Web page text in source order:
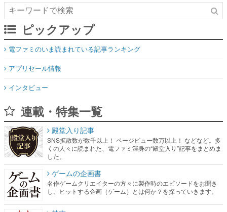
ピックアップ
電ファミのいま読まれている記事ランキング
アプリセール情報
インタビュー
連載・特集一覧
殿堂入り記事
SNS拡散数が数千以上！ ページビュー数万以上！ などなど。多
くの人々に読まれた、電ファミ渾身の“殿堂入り”記事をまとめま
した。
ゲームの企画書
名作ゲームクリエイターの方々に製作時のエピソードをお聞き
し、ヒットする企画（ゲーム）とは何か？を探っていきます。